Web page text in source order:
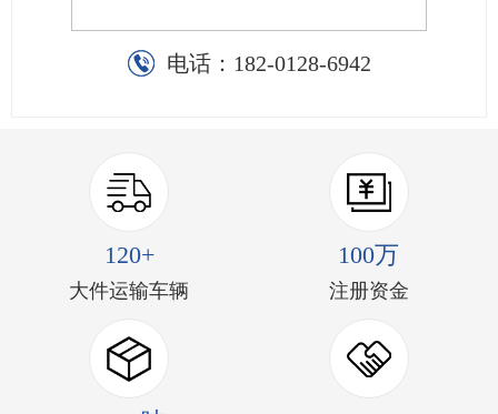
电话： 182-0128-6942
120+
大件运输车辆
100万
注册资金